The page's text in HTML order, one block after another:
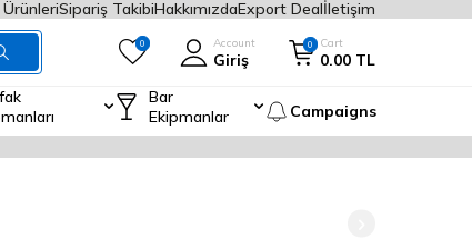
ÜrünleriSipariş TakibiHakkımızdaExport Dealİletişim
0 Account
Giriş
0 Cart
0.00 TL
Bar
Ekipmanlar
Campaigns